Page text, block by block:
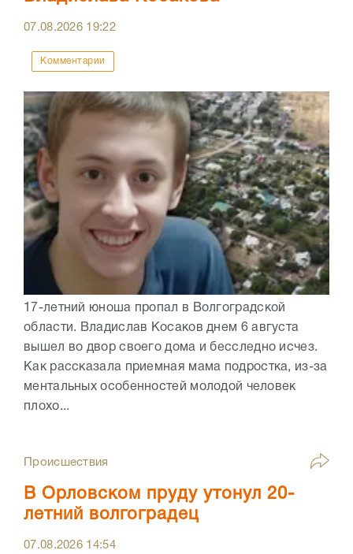
07.08.2026 19:22
Комментарии
17-летний юноша пропал в Волгоградской
области. Владислав Косаков днем 6 августа
вышел во двор своего дома и бесследно исчез.
Как рассказала приемная мама подростка, из-за
ментальных особенностей молодой человек
плохо...
Происшествия
В Орловском пруду утонул 20-
летний волгоградец
07.08.2026 14:54